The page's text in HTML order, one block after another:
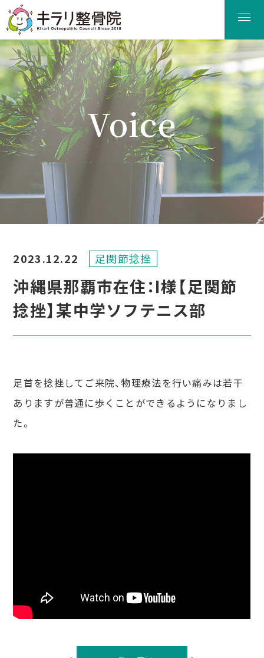
Voice
患者様の声
沖縄県那覇市在住：I様【足関節
捻挫】某中学ソフテニス部
2023.12.22 足関節捻挫
足首を捻挫してご来院、物理療法を行い痛みは若干
ありますが普通に歩くことができるようになりまし
た。